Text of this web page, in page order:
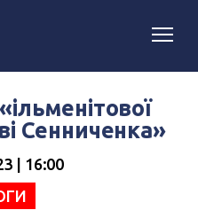
Сенниченка»
| 16:00